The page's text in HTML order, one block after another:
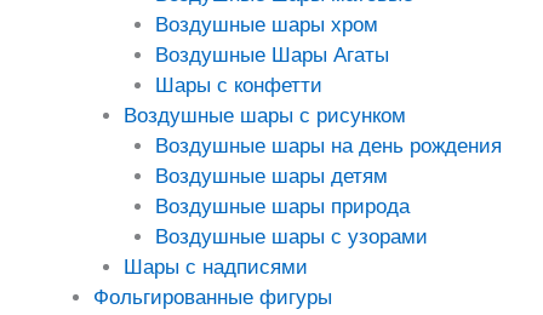
Воздушные шары хром
Воздушные Шары Агаты
Шары с конфетти
Воздушные шары с рисунком
Воздушные шары на день рождения
Воздушные шары детям
Воздушные шары природа
Воздушные шары с узорами
Шары с надписями
Фольгированные фигуры